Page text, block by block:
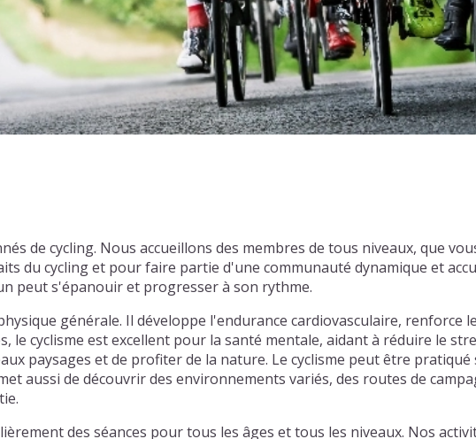
de cycling. Nous accueillons des membres de tous niveaux, que
du cycling et pour faire partie d'une communauté dynamique et
peut s'épanouir et progresser à son rythme.
générale. Il développe l'endurance cardiovasculaire, renforce
le cyclisme est excellent pour la santé mentale, aidant à réduire le
paysages et de profiter de la nature. Le cyclisme peut être
aussi de découvrir des environnements variés, des routes de
des séances pour tous les âges et tous les niveaux. Nos